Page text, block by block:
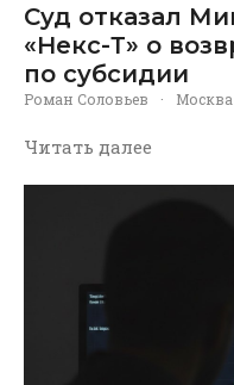
Суд отказал
«Некс-Т» о
по субсидии
Роман Соловьев · Москва
Читать далее